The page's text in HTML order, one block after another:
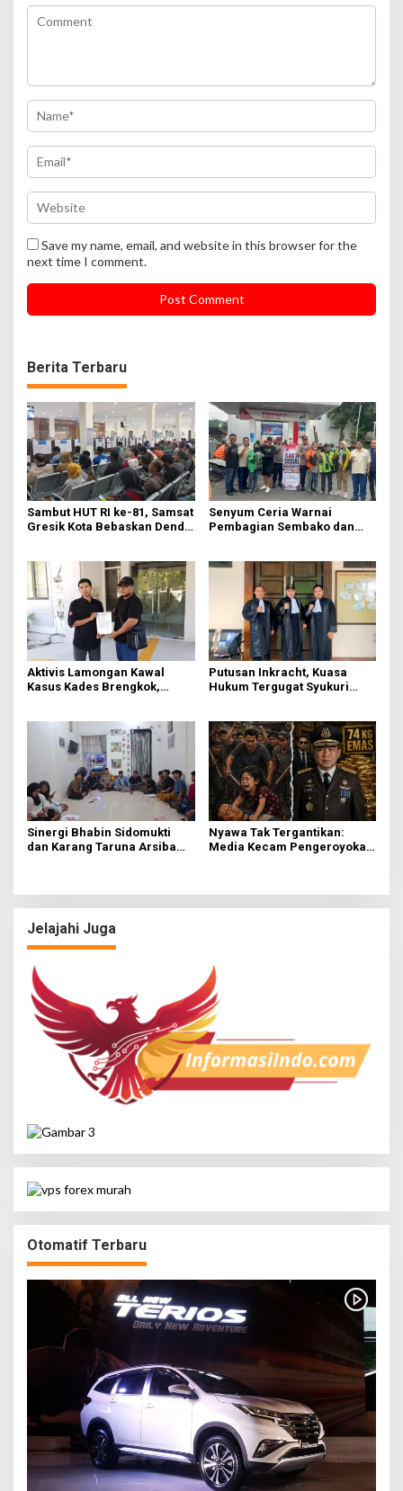
Save my name, email, and website in this browser for the
next time I comment.
Berita Terbaru
Sambut HUT RI ke-81, Samsat
Gresik Kota Bebaskan Denda
Senyum Ceria Warnai
Pembagian Sembako dan
Aktivis Lamongan Kawal
Kasus Kades Brengkok,
Putusan Inkracht, Kuasa
Hukum Tergugat Syukuri
Sinergi Bhabin Sidomukti
dan Karang Taruna Arsiba
Nyawa Tak Tergantikan:
Media Kecam Pengeroyokan
Jelajahi Juga
Otomatif Terbaru